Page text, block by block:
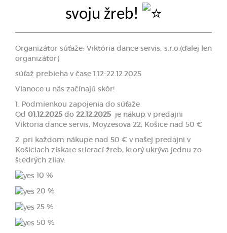
svoju žreb!
Organizátor súťaže: Viktória dance servis, s.r.o.(ďalej len
organizátor)
súťaž prebieha v čase 1.12-22.12.2025
Vianoce u nás začínajú skôr!
1. Podmienkou zapojenia do súťaže
Od 01.12.2025 do 22.12.2025 je nákup v predajni
Viktoria dance servis, Moyzesova 22, Košice nad 50 €
2. pri každom nákupe nad 50 € v našej predajni v
Košiciach získate stierací žreb, ktorý ukrýva jednu zo
štedrých zliav:
10 %
20 %
25 %
50 %